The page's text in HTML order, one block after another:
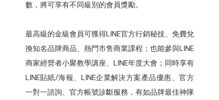
數，將可享有不同級別的會員獎勵。
最高級的金級會員可獲得LINE官方行銷秘技、免費兌
換知名品牌商品、熱門市售商業課程；也能參與LINE
商家經營者小聚教學講座、LINE年度大會；同時享有
LINE貼紙/海報、LINE企業解決方案產品優惠、官方
一對一諮詢、官方帳號診斷服務，有如品牌最佳神隊